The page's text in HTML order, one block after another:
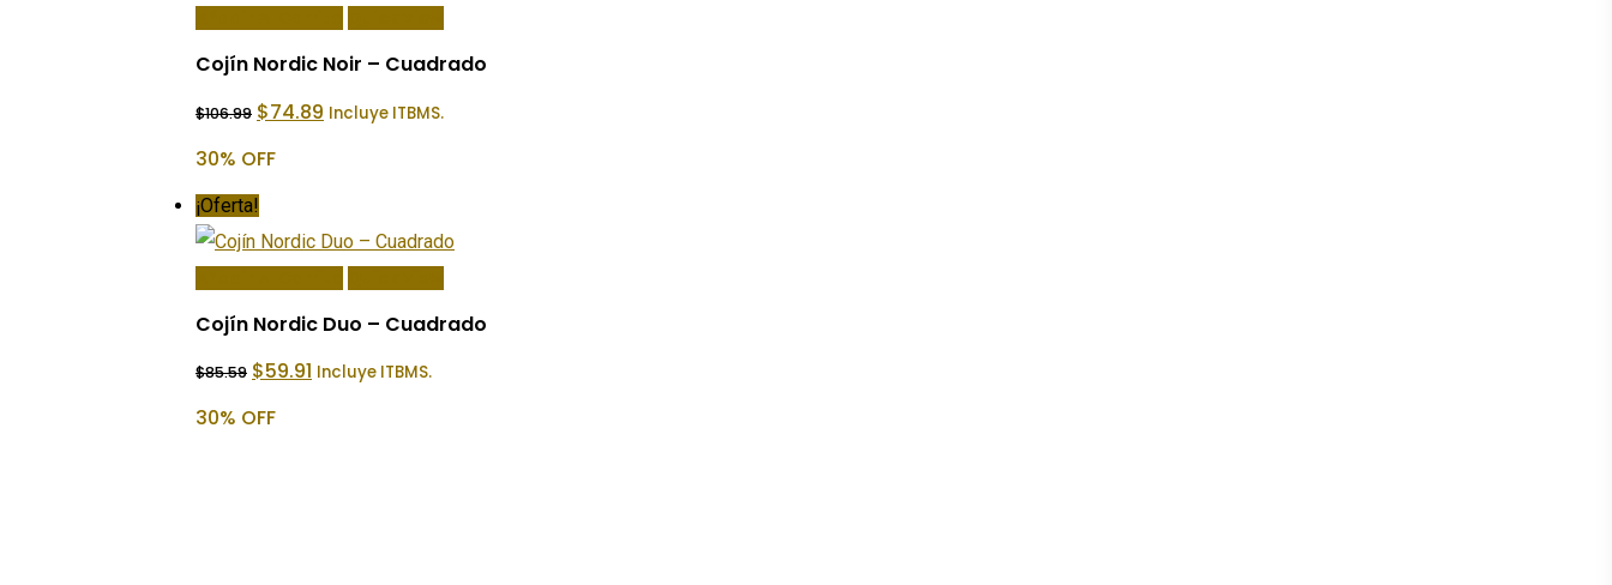
Cojín Nordic Noir – Cuadrado
$106.99 El
precio
era:
$74.89 El
precio
Incluye ITBMS.
30% OFF
¡Oferta!
Cojín Nordic Duo – Cuadrado
$85.59 El
precio
era:
$59.91 El
precio
Incluye ITBMS.
30% OFF